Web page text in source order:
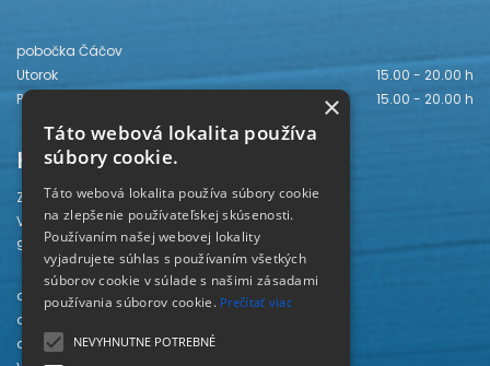
pobočka Čáčov
Utorok
15.00 - 20.00 h
Piatok
15.00 - 20.00 h
Kontakt
Záhorská knižnica
Vajanského 28
905 01 Senica
odd. beletrie 034/654 3780
odd. odbornej literatúry 034/651 2710
odd. pre deti a mládež 034/654 6519
×
Táto webová lokalita používa
súbory cookie.
Táto webová lokalita používa súbory cookie
na zlepšenie používateľskej skúsenosti.
Používaním našej webovej lokality
vyjadrujete súhlas s používaním všetkých
súborov cookie v súlade s našimi zásadami
používania súborov cookie. Prečítať viac
NEVYHNUTNE POTREBNÉ